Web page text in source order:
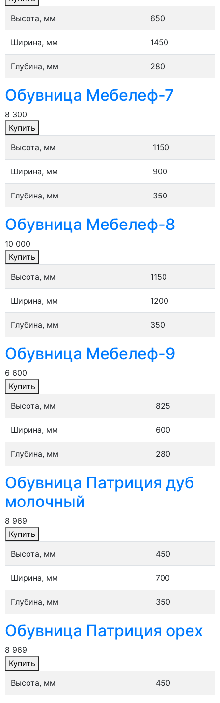
Высота, мм
650
Ширина, мм 1450
Глубина, мм 280
Обувница Мебелеф-7
8 300
Купить
Высота, мм
1150
Ширина, мм 900
Глубина, мм 350
Обувница Мебелеф-8
10 000
Купить
Высота, мм
1150
Ширина, мм 1200
Глубина, мм 350
Обувница Мебелеф-9
6 600
Купить
Высота, мм
825
Ширина, мм 600
Глубина, мм 280
Обувница Патриция дуб
молочный
8 969
Купить
Высота, мм
450
Ширина, мм 700
Глубина, мм 350
Обувница Патриция орех
8 969
Купить
Высота, мм
450